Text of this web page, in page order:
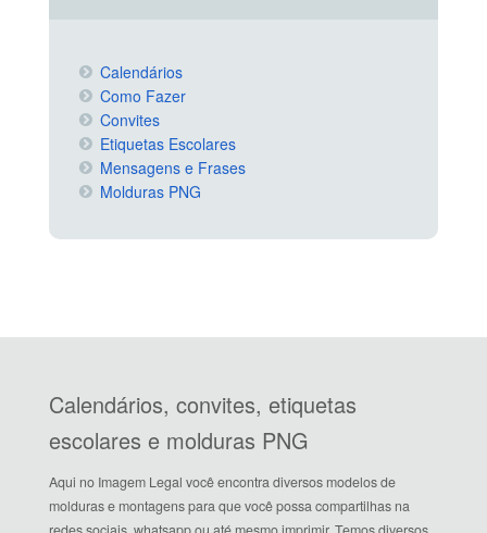
Calendários
Como Fazer
Convites
Etiquetas Escolares
Mensagens e Frases
Molduras PNG
Calendários, convites, etiquetas
escolares e molduras PNG
Aqui no Imagem Legal você encontra diversos modelos de
molduras e montagens para que você possa compartilhas na